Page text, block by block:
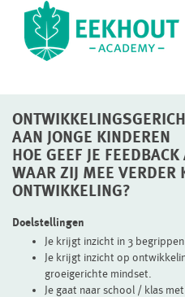
AAN JONGE KINDEREN
HOE GEEF JE
WAAR ZIJ MEE VERDER
ONTWIKKELING?
Doelstellingen
Je krijgt inzicht in 3
Je krijgt inzicht op
groeigerichte mindset.
Je gaat naar school / klas